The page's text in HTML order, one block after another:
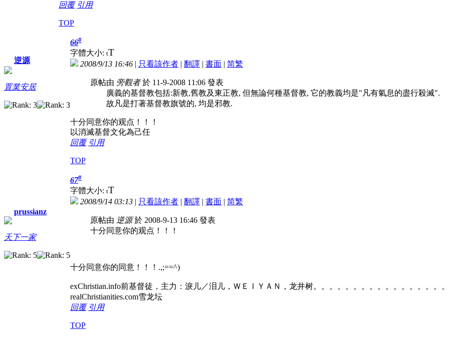
回覆 引用
TOP
逆源
置業安居
66#
字體大小: tT
2008/9/13 16:46 | 只看該作者 | 翻譯 | 書面 | 简繁
原帖由 旁觀者於 11-9-2008 11:06 發表
廣義的基督教包括:新教,舊教及東正教, 但無論何種基督教, 它的教義均是"凡有氣息的盡行殺滅".
故凡是打著基督教旗號的, 均是邪教.
十分同意你的观点！！！
以消滅基督文化為己任
回覆 引用
TOP
prussianz
天下一家
67#
字體大小: tT
2008/9/14 03:13 | 只看該作者 | 翻譯 | 書面 | 简繁
原帖由 逆源於 2008-9-13 16:46 發表
十分同意你的观点！！！
十分同意你的同意！！！.,;==^)
exChristian.info前基督徒，主力：淚儿／泪儿，ＷＥＩＹＡＮ，龙井树。。。。。。。。。。。。。。。
realChristianities.com雪龙坛
回覆 引用
TOP